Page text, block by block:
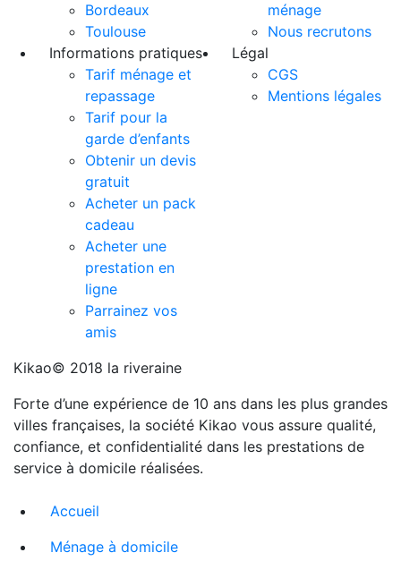
Bordeaux
Toulouse
ménage
Nous recrutons
Informations pratiques
Tarif ménage et
repassage
Tarif pour la
garde d’enfants
Obtenir un devis
gratuit
Acheter un pack
cadeau
Acheter une
prestation en
ligne
Parrainez vos
amis
Légal
CGS
Mentions légales
Kikao© 2018 la riveraine
Forte d’une expérience de 10 ans dans les plus grandes
villes françaises, la société Kikao vous assure qualité,
confiance, et confidentialité dans les prestations de
service à domicile réalisées.
Accueil
Ménage à domicile